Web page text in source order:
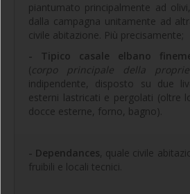
piantumato principalmente ad
dalla campagna unitamente ad
civile abitazione. Più precisamente;
- Tipico casale elbano
(corpo principale della
indipendente, disposto su due
esterni lastricati e pergolati (oltre
docce esterne, forno, bagno).
- Dependances , quale civile
fruibili e locali tecnici.